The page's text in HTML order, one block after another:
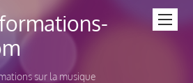
sur la musique